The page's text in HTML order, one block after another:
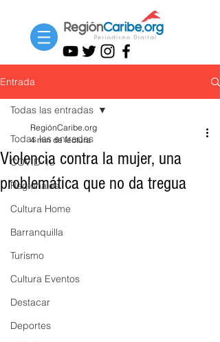
Entrada
Todas las entradas
COVID-19
Regionales
Cultura Home
Barranquilla
Turismo
Cultura Eventos
Destacar
Deportes
Todas las entradas
Violencia contra la mujer, una
problemática que no da tregua
RegiónCaribe.org
4 min de lectura